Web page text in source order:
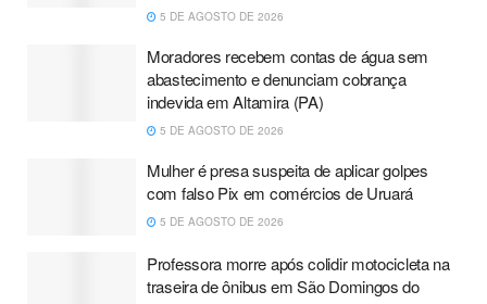
5 DE AGOSTO DE 2026
Moradores recebem contas de água sem
abastecimento e denunciam cobrança
indevida em Altamira (PA)
5 DE AGOSTO DE 2026
Mulher é presa suspeita de aplicar golpes
com falso Pix em comércios de Uruará
5 DE AGOSTO DE 2026
Professora morre após colidir motocicleta na
traseira de ônibus em São Domingos do